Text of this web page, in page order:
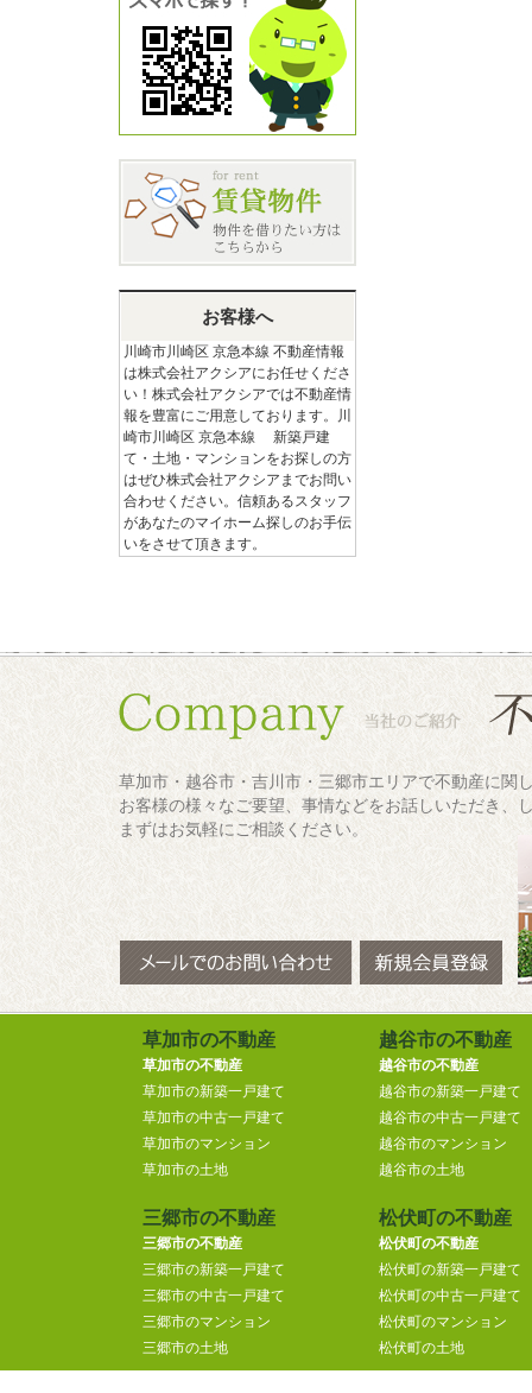
お客様へ
川崎市川崎区 京急本線 不動産情報
は株式会社アクシアにお任せくださ
い！株式会社アクシアでは不動産情
報を豊富にご用意しております。川
崎市川崎区 京急本線 新築戸建
て・土地・マンションをお探しの方
はぜひ株式会社アクシアまでお問い
合わせください。信頼あるスタッフ
があなたのマイホーム探しのお手伝
いをさせて頂きます。
草加市・越谷市・吉川市・三郷市エリアで不動産に関
お客様の様々なご要望、事情などをお話しいただき、
まずはお気軽にご相談ください。
草加市の不動産
草加市の不動産
草加市の新築一戸建て
草加市の中古一戸建て
草加市のマンション
草加市の土地
越谷市の不動産
越谷市の不動産
越谷市の新築一戸建て
越谷市の中古一戸建て
越谷市のマンション
越谷市の土地
三郷市の不動産
三郷市の不動産
三郷市の新築一戸建て
三郷市の中古一戸建て
三郷市のマンション
三郷市の土地
松伏町の不動産
松伏町の不動産
松伏町の新築一戸建て
松伏町の中古一戸建て
松伏町のマンション
松伏町の土地